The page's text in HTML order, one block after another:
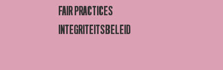
FAIR PRACTICES
INTEGRITEITSBELEID